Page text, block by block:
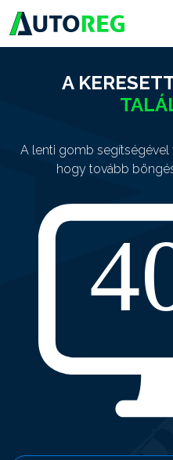
A
A lenti gomb segítségével
hogy tovább